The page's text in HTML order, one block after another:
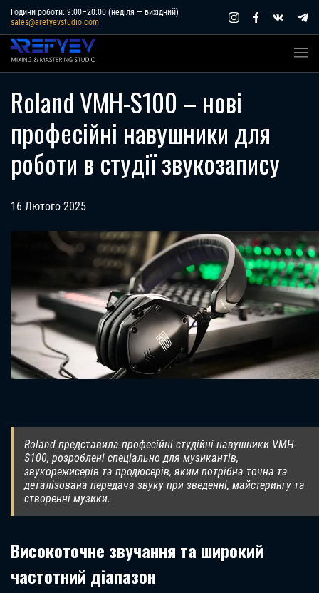
Skip
content
Години роботи: 9:00–20:00 (неділя — вихідний) |
sales@arefyevstudio.com
Roland VMH-S100 – нові
професійні навушники для
роботи в студії звукозапису
16 Лютого 2025
Roland представила професійні студійні навушники VMH-
S100, розроблені спеціально для музикантів,
звукорежисерів та продюсерів, яким потрібна точна та
деталізована передача звуку при зведенні, майстерингу та
створенні музики.
Високоточне звучання та широкий
частотний діапазон